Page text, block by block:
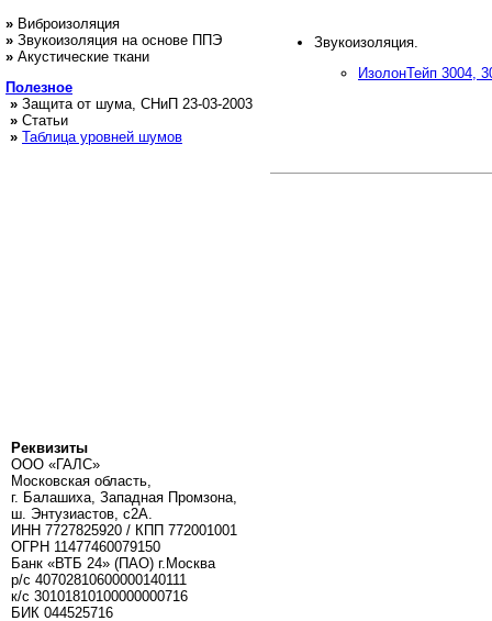
» Виброизоляция
» Звукоизоляция на основе ППЭ
» Акустические ткани
Полезное
» Защита от шума, СНиП 23-03-2003
» Статьи
» Таблица уровней шумов
Реквизиты
ООО «ГАЛС»
Московская область,
г. Балашиха, Западная Промзона,
ш. Энтузиастов, с2А.
ИНН 7727825920 / КПП 772001001
ОГРН 11477460079150
Банк «ВТБ 24» (ПАО) г.Москва
р/с 40702810600000140111
к/c 30101810100000000716
БИК 044525716
Звукоизоляция.
ИзолонТейп 3004,